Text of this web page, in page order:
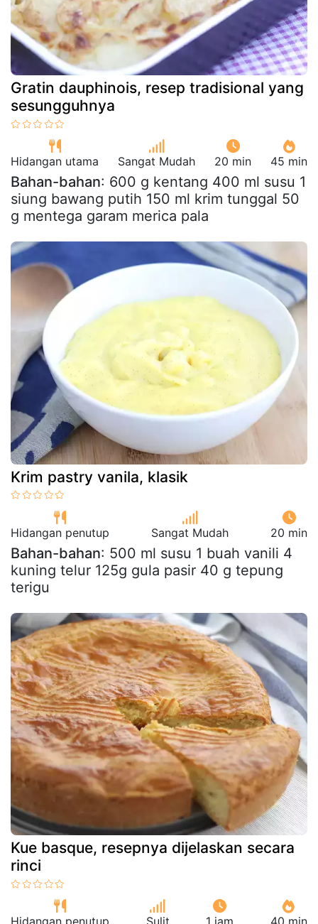
Gratin dauphinois, resep tradisional yang
sesungguhnya
Hidangan utama Sangat Mudah 20 min 45 min
Bahan-bahan: 600 g kentang 400 ml susu 1
siung bawang putih 150 ml krim tunggal 50
g mentega garam merica pala
Krim pastry vanila, klasik
Hidangan penutup Sangat Mudah 20 min
Bahan-bahan: 500 ml susu 1 buah vanili 4
kuning telur 125g gula pasir 40 g tepung
terigu
Kue basque, resepnya dijelaskan secara
rinci
Hidangan penutup Sulit 1 jam 40 min